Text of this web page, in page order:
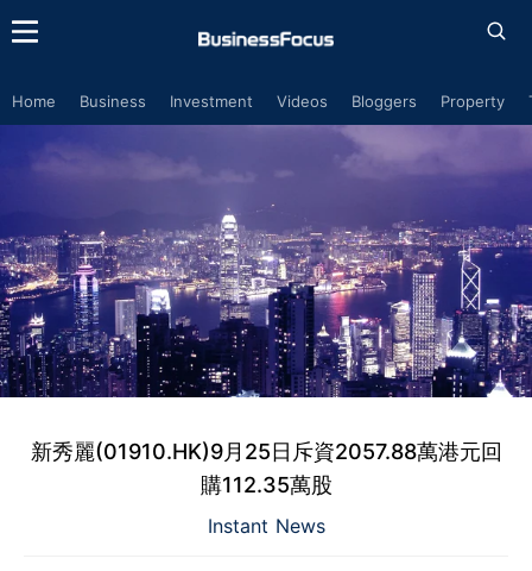
Home Business Investment Videos Bloggers Property
新秀麗(01910.HK)9月25日斥資2057.88萬港元回
購112.35萬股
Instant News